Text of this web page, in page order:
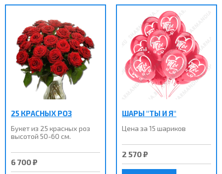
25 КРАСНЫХ РОЗ
Букет из 25 краcных роз
высотой 50-60 см.
6 700 ₽
ШАРЫ "ТЫ И Я"
Цена за 15 шариков
2 570 ₽